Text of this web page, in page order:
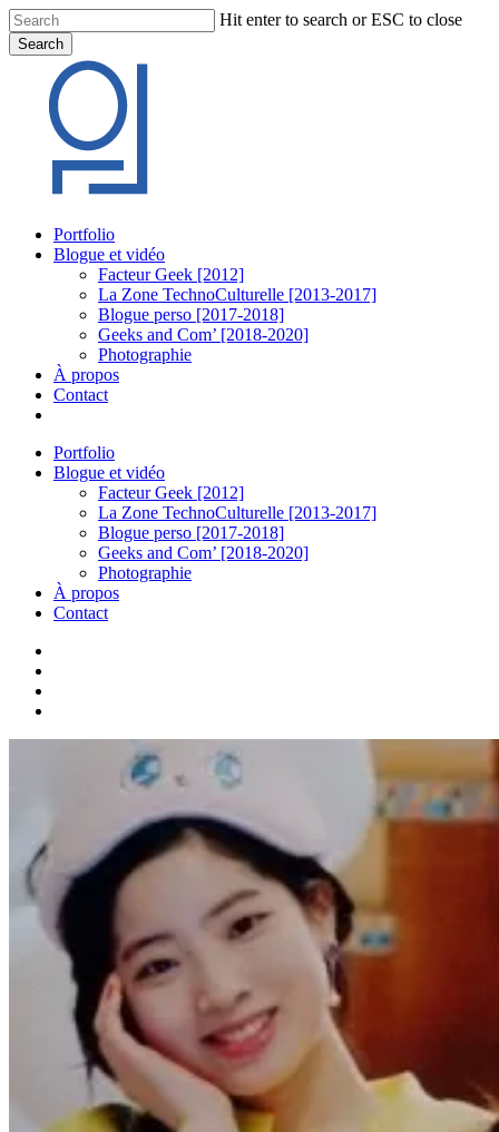
Skip
to
main
content
Hit enter to search or ESC to close
Search
Search
Menu
Portfolio
Blogue et vidéo
Facteur Geek [2012]
La Zone TechnoCulturelle [2013-2017]
Blogue perso [2017-2018]
Geeks and Com’ [2018-2020]
Photographie
À propos
Contact
Portfolio
Blogue et vidéo
Facteur Geek [2012]
La Zone TechnoCulturelle [2013-2017]
Blogue perso [2017-2018]
Geeks and Com’ [2018-2020]
Photographie
À propos
Contact